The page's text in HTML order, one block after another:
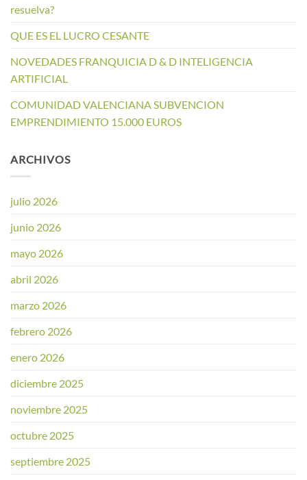
resuelva?
QUE ES EL LUCRO CESANTE
NOVEDADES FRANQUICIA D & D INTELIGENCIA
ARTIFICIAL
COMUNIDAD VALENCIANA SUBVENCION
EMPRENDIMIENTO 15.000 EUROS
ARCHIVOS
julio 2026
junio 2026
mayo 2026
abril 2026
marzo 2026
febrero 2026
enero 2026
diciembre 2025
noviembre 2025
octubre 2025
septiembre 2025